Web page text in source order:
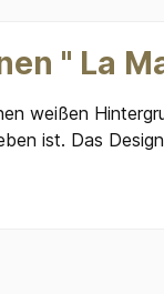
" La
weißen
ist. Das